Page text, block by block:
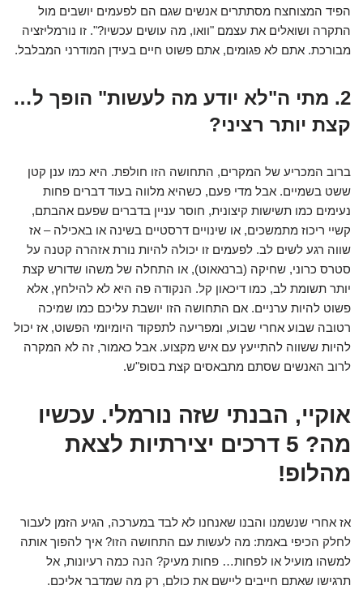
הפיד המצוחצח מסתתרים אנשים שגם הם לפעמים יושבים מול
התקרה ושואלים את עצמם "וואו, מה עושים עכשיו?". זו נורמליזציה
מבורכת. אתם לא פגומים, אתם פשוט חיים בעידן המודרני המבלבל.
2. מתי ה"לא יודע מה לעשות" הופך ל…
קצת יותר רציני?
ברוב המכריע של המקרים, התחושה הזו חולפת. היא כמו ענן קטן
ששט בשמיים. אבל מדי פעם, כשהיא מלווה בעוד דברים פחות
נעימים כמו תשישות קיצונית, חוסר עניין בדברים שפעם אהבתם,
קשיי ריכוז מתמשכים, או שינויים דרסטיים בשינה או באכילה – אז
שווה רגע לשים לב. לפעמים זו יכולה להיות נורת אזהרה קטנה על
סטרס כרוני, שחיקה (ברנאאוט), או התחלה של משהו שדורש קצת
יותר תשומת לב, כמו דיכאון קל. הנקודה פה היא לא להילחץ, אלא
פשוט להיות ערניים. אם התחושה הזו יושבת עליכם כמו שמיכה
רטובה שבוע אחרי שבוע, ומפריעה לתפקוד היומיומי הפשוט, אז יכול
להיות ששווה להתייעץ עם איש מקצוע. אבל כאמור, זה לא המקרה
לרוב האנשים שסתם מתבאסים קצת בסופ"ש.
אוקיי, הבנתי שזה נורמלי. עכשיו
מה? 5 דרכים יצירתיות לצאת
מהלופ!
אז אחרי שנשמנו והבנו שאנחנו לא לבד במערכה, הגיע הזמן לעבור
לחלק הכיפי באמת: מה לעשות עם התחושה הזו? איך להפוך אותה
למשהו מועיל או לפחות… פחות מעיק? הנה כמה רעיונות, אל
תרגישו שאתם חייבים ליישם את כולם, רק מה שמדבר אליכם.